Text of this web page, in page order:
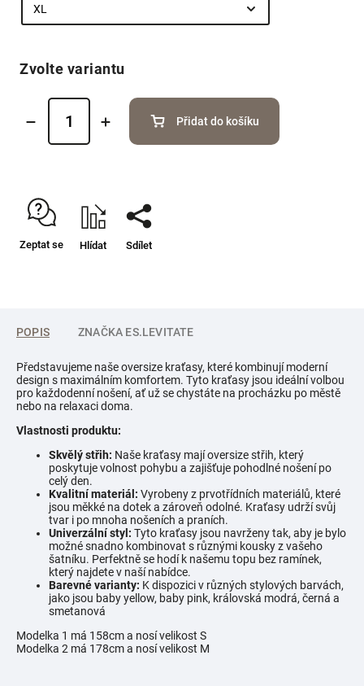
Zvolte variantu
Přidat do košíku
Zeptat se Hlídat Sdílet
POPIS ZNAČKA ES.LEVITATE
Představujeme naše oversize kraťasy, které kombinují moderní
design s maximálním komfortem. Tyto kraťasy jsou ideální volbou
pro každodenní nošení, ať už se chystáte na procházku po městě
nebo na relaxaci doma.
Vlastnosti produktu:
Skvělý střih: Naše kraťasy mají oversize střih, který
poskytuje volnost pohybu a zajišťuje pohodlné nošení po
celý den.
Kvalitní materiál: Vyrobeny z prvotřídních materiálů, které
jsou měkké na dotek a zároveň odolné. Kraťasy udrží svůj
tvar i po mnoha nošeních a praních.
Univerzální styl: Tyto kraťasy jsou navrženy tak, aby je bylo
možné snadno kombinovat s různými kousky z vašeho
šatníku. Perfektně se hodí k našemu topu bez ramínek,
který najdete v naší nabídce.
Barevné varianty: K dispozici v různých stylových barvách,
jako jsou baby yellow, baby pink, královská modrá, černá a
smetanová
Modelka 1 má 158cm a nosí velikost S
Modelka 2 má 178cm a nosí velikost M